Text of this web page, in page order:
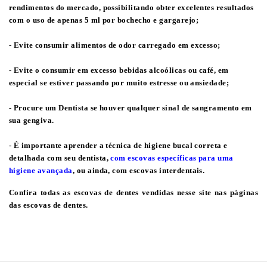
rendimentos do mercado, possibilitando obter excelentes resultados
com o uso de apenas 5 ml por bochecho e gargarejo;
- Evite consumir alimentos de odor carregado em excesso;
- Evite o consumir em excesso bebidas alcoólicas ou café, em
especial se estiver passando por muito estresse ou ansiedade;
- Procure um Dentista se houver qualquer sinal de sangramento em
sua gengiva.
- É importante aprender a técnica de higiene bucal correta e
detalhada com seu dentista,com escovas específicas para uma
higiene avançada, ou ainda, comescovas interdentais.
Confira todas as escovas de dentes vendidas nesse site nas páginas
das escovas de dentes.